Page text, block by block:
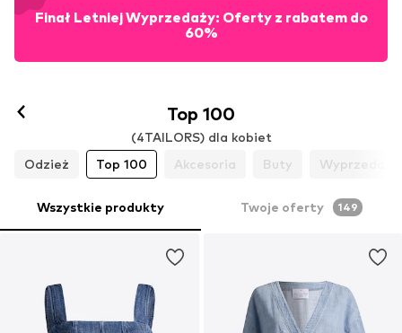
Finał Letniej Wyprzedaży: Oferty z rabatem do
60%
Top 100
(4TAILORS) dla kobiet
Odzież
Top 100 Akcesoria Buty Wyprzedaż
Wszystkie produkty Twoje oferty 149